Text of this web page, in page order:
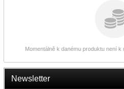
Newsletter
Momentálně k danému produktu není